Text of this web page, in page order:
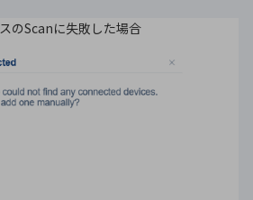
のScanに失敗した場合